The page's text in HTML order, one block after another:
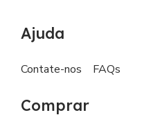
Ajuda
Contate-nos FAQs
Comprar